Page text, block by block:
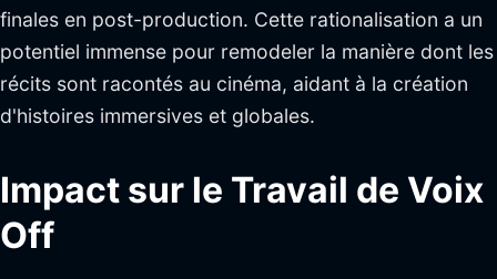
finales en post-production. Cette rationalisation a un
potentiel immense pour remodeler la manière dont les
récits sont racontés au cinéma, aidant à la création
d'histoires immersives et globales.
Impact sur le Travail de Voix
Off